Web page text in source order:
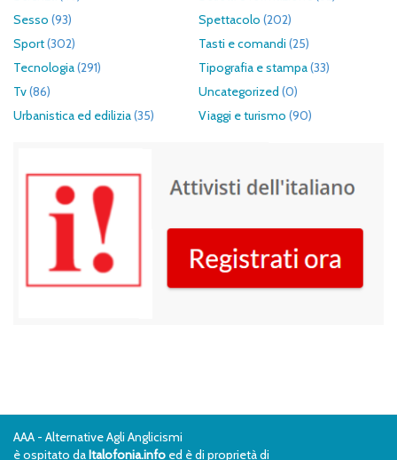
Sesso (93) Spettacolo (202)
Sport(302) Tasti e comandi (25)
Tecnologia(291) Tipografia e stampa(33)
Tv(86) Uncategorized (0)
Urbanistica ed edilizia(35) Viaggi e turismo (90)
AAA - Alternative Agli Anglicismi
è ospitato daItalofonia.info ed è di proprietà di